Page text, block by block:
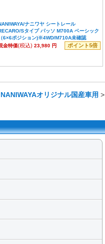
ナニワヤ シートレール
Sタイプ パッソ M700A ベーシック
（6×6ポジション)※4WD/M710A未確認
金特価(税込) 23,980 円 ポイント5倍
NANIWAYAオリジナル国産車用 >